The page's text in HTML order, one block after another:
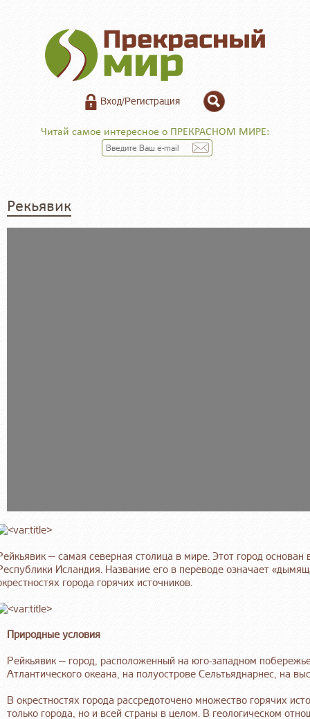
Вход/Регистрация
Читай самое интересное о ПРЕКРАСНОМ МИРЕ:
Рекьявик
— самая северная столица в мире. Этот город основан
Исландия. Название его в переводе означает
города горячих источников.
Природные условия
Рейкьявик — город, расположенный на юго-западном
Атлантического океана, на полуострове Сельтьяднарнес, на
В окрестностях города рассредоточено множество горячих
только города, но и всей страны в целом. В геологическом